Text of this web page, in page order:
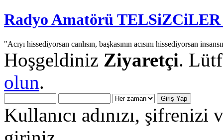
Radyo Amatörü
"Acıyı hissediyorsan canlısın, başkasının acısını hissediyorsan
Hoşgeldiniz Ziyaretçi.
olun.
Kullanıcı adınızı,